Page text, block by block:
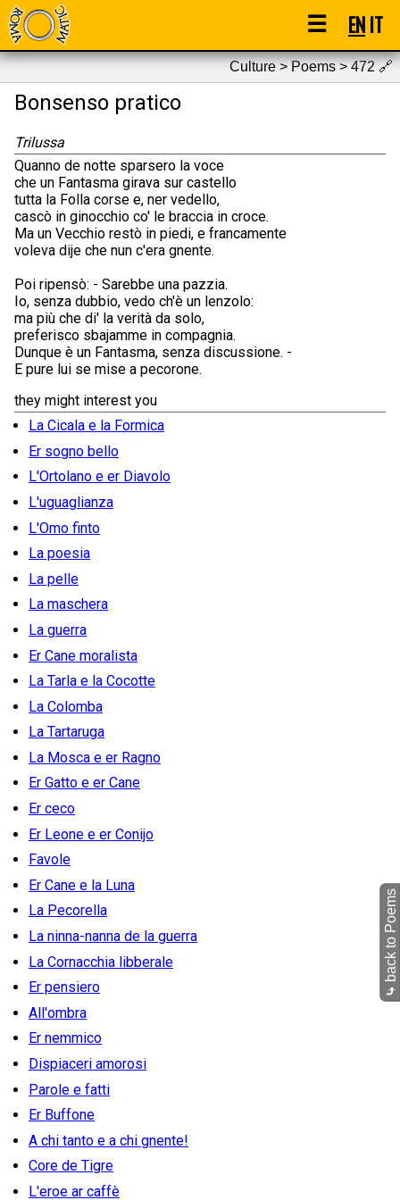
☰ ENIT
Culture > Poems > 472🔗
Bonsenso pratico
Trilussa
Quanno de notte sparsero la voce
che un Fantasma girava sur castello
tutta la Folla corse e, ner vedello,
cascò in ginocchio co' le braccia in croce.
Ma un Vecchio restò in piedi, e francamente
voleva dije che nun c'era gnente.
Poi ripensò: - Sarebbe una pazzia.
Io, senza dubbio, vedo ch'è un lenzolo:
ma più che di' la verità da solo,
preferisco sbajamme in compagnia.
Dunque è un Fantasma, senza discussione. -
E pure lui se mise a pecorone.
they might interest you
La Cicala e la Formica
Er sogno bello
L'Ortolano e er Diavolo
L'uguaglianza
L'Omo finto
La poesia
La pelle
La maschera
La guerra
Er Cane moralista
La Tarla e la Cocotte
La Colomba
La Tartaruga
La Mosca e er Ragno
Er Gatto e er Cane
Er ceco
Er Leone e er Conijo
Favole
Er Cane e la Luna
La Pecorella
La ninna-nanna de la guerra
La Cornacchia libberale
Er pensiero
All'ombra
Er nemmico
Dispiaceri amorosi
Parole e fatti
Er Buffone
A chi tanto e a chi gnente!
Core de Tigre
L'eroe ar caffè
⤷
back to Poems